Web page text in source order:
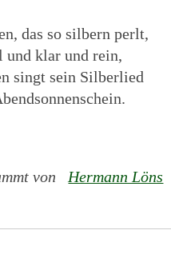
das so silbern perlt,
und klar und rein,
singt sein Silberlied
von Hermann Löns